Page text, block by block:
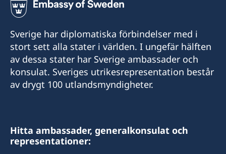
+1-473-404-2004
Emailadress konsulat
stgeorges.swecons@sjwgrenada.com
Sveriges konsulat
St. George
GRENADA
Sverige har diplomatiska förbindelser med i
stort sett alla stater i världen. I ungefär hälften
av dessa stater har Sverige ambassader och
konsulat. Sveriges utrikesrepresentation består
av drygt 100 utlandsmyndigheter.
Hitta ambassader, generalkonsulat och
representationer: